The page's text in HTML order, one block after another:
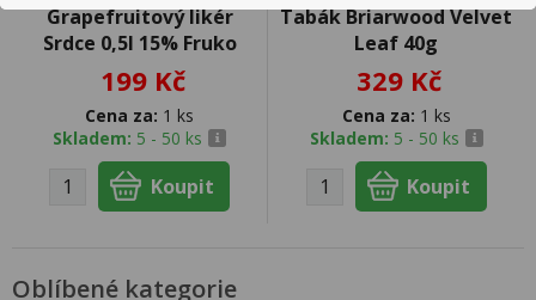
Grapefruitový likér
Srdce 0,5l 15% Fruko
199 Kč
Cena za: 1 ks
Skladem: 5 - 50 ks
Tabák Briarwood Velvet
Leaf 40g
329 Kč
Cena za: 1 ks
Skladem: 5 - 50 ks
Oblíbené kategorie